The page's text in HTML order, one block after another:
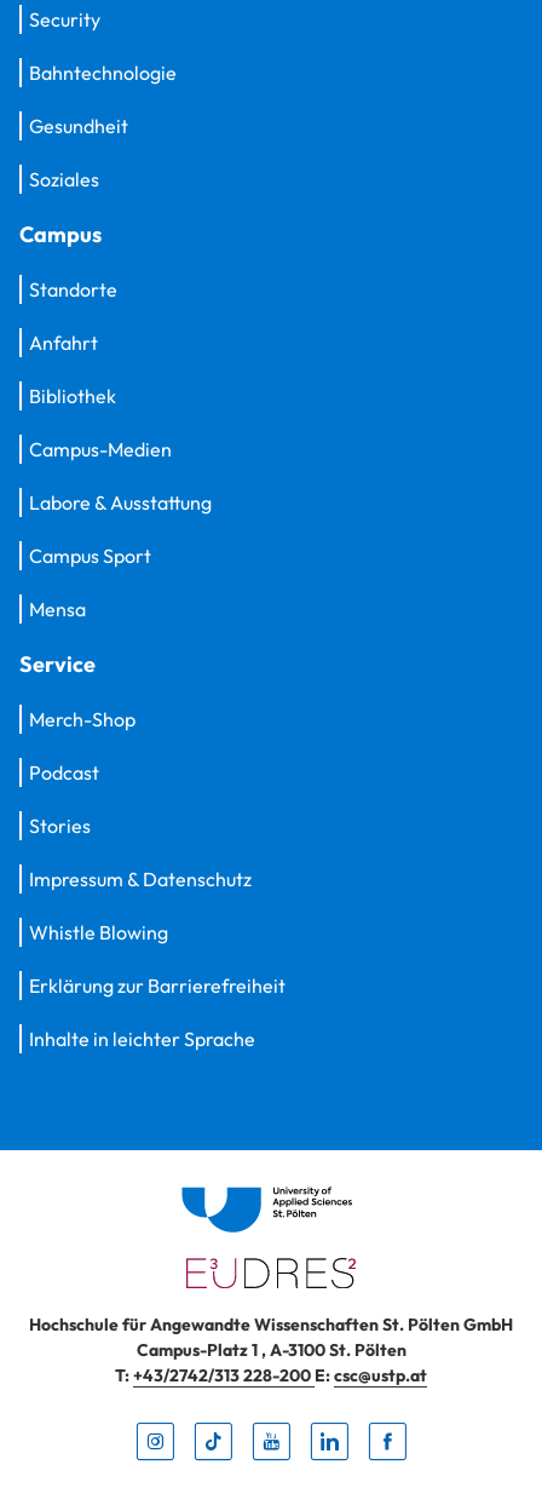
Security
Bahntechnologie
Gesundheit
Soziales
Campus
Standorte
Anfahrt
Bibliothek
Campus-Medien
Labore & Ausstattung
Campus Sport
Mensa
Service
Merch-Shop
Podcast
Stories
Impressum & Datenschutz
Whistle Blowing
Erklärung zur Barrierefreiheit
Inhalte in leichter Sprache
Hochschule für Angewandte Wissenschaften St. Pölten GmbH
Campus-Platz 1,A-3100St. Pölten
T:+43/2742/313 228-200 E:csc@ustp.at